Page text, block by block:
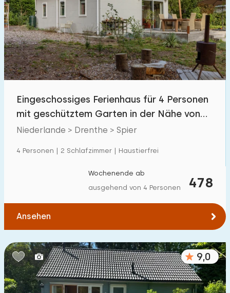
Schwimmbad 0
Eingezäunter Garten 3
Haustierfrei 3
Fahrradschuppen 4
Budget
€ 0 — € 1000+
Mindestanzahl
1 2 3 4 5
Badezimmer:
Eingeschossiges Ferienhaus für 4 Personen
mit geschütztem Garten in der Nähe von
Spier
Niederlande > Drenthe > Spier
4 Personen | 2 Schlafzimmer | Haustierfrei
478
Wochenende ab
ausgehend von 4 Personen
Ansehen
9,0